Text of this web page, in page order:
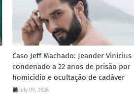
Caso Jeff Machado: Jeander Vinícius
condenado a 22 anos de prisão por
homicídio e ocultação de cadáver
July 09, 2026